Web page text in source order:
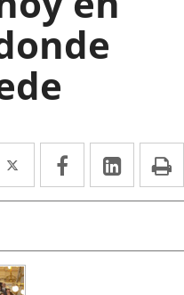
Twitter
Enlace
a
aplicación
externa.
Facebook
Enlace
a
aplicación
Enlace
a